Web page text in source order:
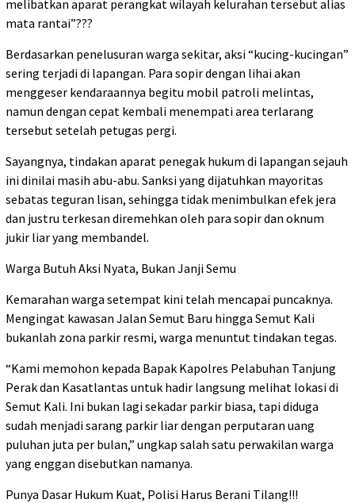
melibatkan aparat perangkat wilayah kelurahan tersebut alias
mata rantai”???
Berdasarkan penelusuran warga sekitar, aksi “kucing-kucingan”
sering terjadi di lapangan. Para sopir dengan lihai akan
menggeser kendaraannya begitu mobil patroli melintas,
namun dengan cepat kembali menempati area terlarang
tersebut setelah petugas pergi.
Sayangnya, tindakan aparat penegak hukum di lapangan sejauh
ini dinilai masih abu-abu. Sanksi yang dijatuhkan mayoritas
sebatas teguran lisan, sehingga tidak menimbulkan efek jera
dan justru terkesan diremehkan oleh para sopir dan oknum
jukir liar yang membandel.
Warga Butuh Aksi Nyata, Bukan Janji Semu
Kemarahan warga setempat kini telah mencapai puncaknya.
Mengingat kawasan Jalan Semut Baru hingga Semut Kali
bukanlah zona parkir resmi, warga menuntut tindakan tegas.
“Kami memohon kepada Bapak Kapolres Pelabuhan Tanjung
Perak dan Kasatlantas untuk hadir langsung melihat lokasi di
Semut Kali. Ini bukan lagi sekadar parkir biasa, tapi diduga
sudah menjadi sarang parkir liar dengan perputaran uang
puluhan juta per bulan,” ungkap salah satu perwakilan warga
yang enggan disebutkan namanya.
Punya Dasar Hukum Kuat, Polisi Harus Berani Tilang!!!